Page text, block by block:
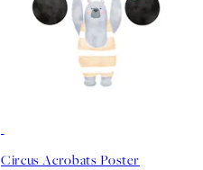
Circus Acrobats Poster